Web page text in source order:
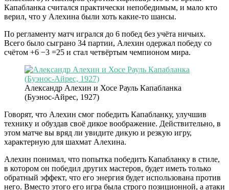
Капабланка считался практически непобедимым, и мало кто
верил, что у Алехина были хоть какие-то шансы.
По регламенту матч игрался до 6 побед без учёта ничьих.
Всего было сыграно 34 партии, Алехин одержал победу со
счётом +6 −3 =25 и стал четвёртым чемпионом мира.
Александр Алехин и Хосе Рауль Капабланка
(Буэнос-Айрес, 1927)
Говорят, что Алехин смог победить Капабланку, улучшив
технику и обуздав своё дикое воображение. Действительно, в
этом матче вы вряд ли увидите дикую и резкую игру,
характерную для шахмат Алехина.
Алехин понимал, что попытка победить Капабланку в стиле,
в котором он победил других мастеров, будет иметь только
обратный эффект, что его энергия будет использована против
него. Вместо этого его игра была строго позиционной, а атаки